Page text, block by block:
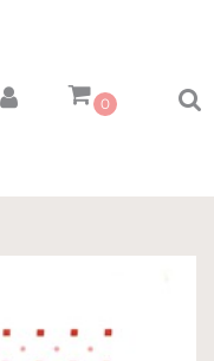
0